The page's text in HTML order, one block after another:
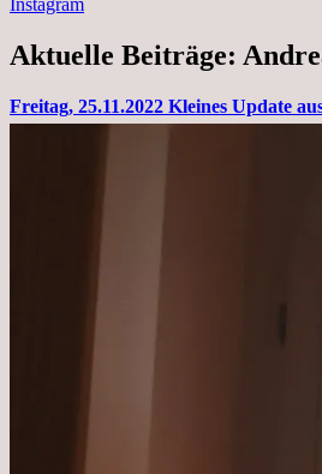
Instagram
Aktuelle Beiträge:
Freitag, 25.11.2022 Kleines Update